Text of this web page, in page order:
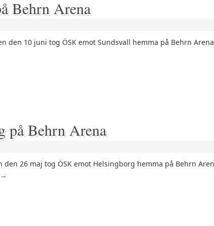
Behrn Arena
den 10 juni tog ÖSK emot Sundsvall hemma på Behrn
på Behrn Arena
den 26 maj tog ÖSK emot Helsingborg hemma på Behrn
→